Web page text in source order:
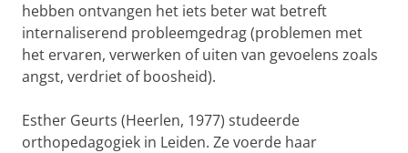
hebben ontvangen het iets beter wat betreft
internaliserend probleemgedrag (problemen met
het ervaren, verwerken of uiten van gevoelens zoals
angst, verdriet of boosheid).
Esther Geurts (Heerlen, 1977) studeerde
orthopedagogiek in Leiden. Ze voerde haar